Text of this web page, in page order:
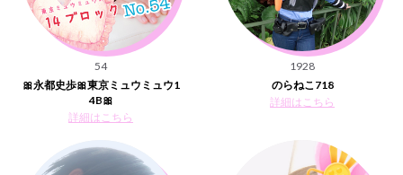
54
🎀永都史歩🎀東京ミュウミュウ1
4B🎀
詳細はこちら
1928
のらねこ718
詳細はこちら